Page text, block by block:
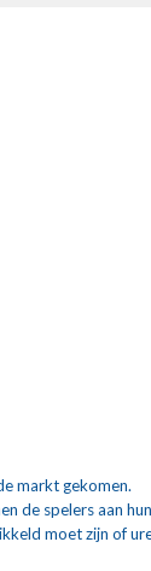
markt gekomen.
de spelers aan
moet zijn of